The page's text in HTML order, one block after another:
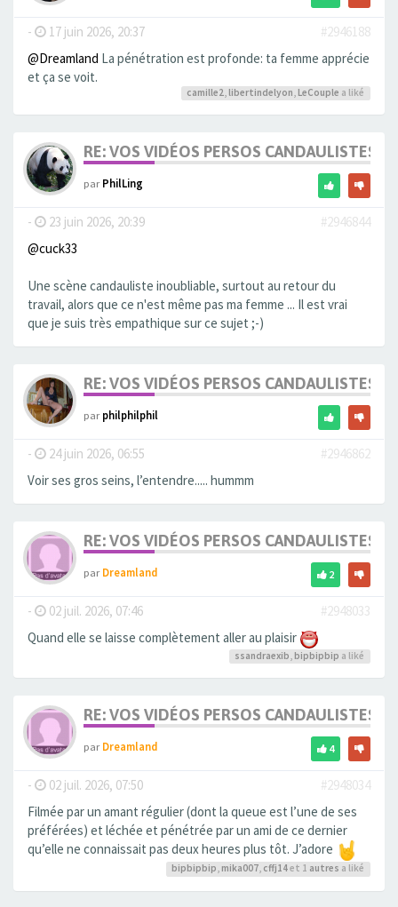
- 17 juin 2026, 20:37
#2946188
@Dreamland La pénétration est profonde: ta femme apprécie
et ça se voit.
camille2, libertindelyon, LeCouple a liké
RE: VOS VIDÉOS PERSOS CANDAULISTES
parPhilLing
- 23 juin 2026, 20:39
#2946844
@cuck33
Une scène candauliste inoubliable, surtout au retour du
travail, alors que ce n'est même pas ma femme ... Il est vrai
que je suis très empathique sur ce sujet ;-)
RE: VOS VIDÉOS PERSOS CANDAULISTES
parphilphilphil
- 24 juin 2026, 06:55
#2946862
Voir ses gros seins, l’entendre..... hummm
RE: VOS VIDÉOS PERSOS CANDAULISTES
parDreamland 2
- 02 juil. 2026, 07:46
#2948033
Quand elle se laisse complètement aller au plaisir
ssandraexib, bipbipbip a liké
RE: VOS VIDÉOS PERSOS CANDAULISTES
parDreamland 4
- 02 juil. 2026, 07:50
#2948034
Filmée par un amant régulier (dont la queue est l’une de ses
préférées) et léchée et pénétrée par un ami de ce dernier
qu’elle ne connaissait pas deux heures plus tôt. J’adore
bipbipbip, mika007, cffj14et 1 autres a liké